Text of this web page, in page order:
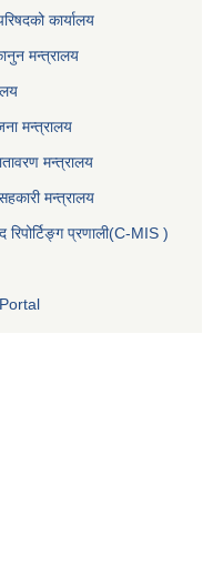
कार्यालय
मन्त्रालय
मन्त्रालय
मन्त्रालय
मन्त्रालय
रिपोर्टिङ्ग प्रणाली(C-MIS )